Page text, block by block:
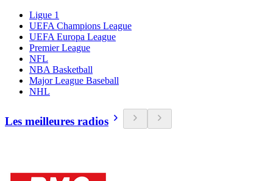
Ligue 1
UEFA Champions League
UEFA Europa League
Premier League
NFL
NBA Basketball
Major League Baseball
NHL
Les meilleures radios